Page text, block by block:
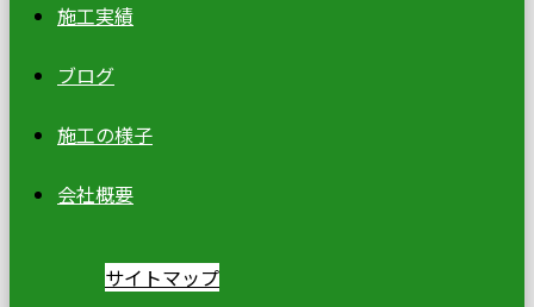
施工実績
ブログ
施工の様子
会社概要
サイトマップ